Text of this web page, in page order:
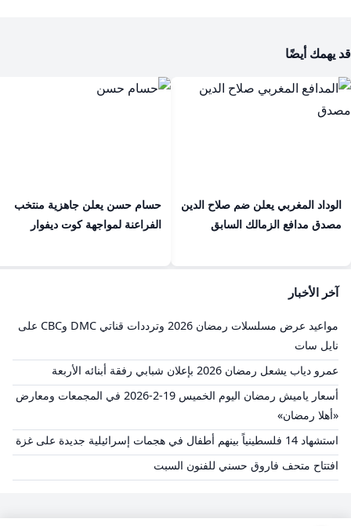
قد يهمك أيضًا
الوداد المغربي يعلن ضم صلاح الدين
مصدق مدافع الزمالك السابق
حسام حسن يعلن جاهزية منتخب
الفراعنة لمواجهة كوت ديفوار
آخر الأخبار
مواعيد عرض مسلسلات رمضان 2026 وترددات قناتي DMC وCBC على
نايل سات
عمرو دياب يشعل رمضان 2026 بإعلان شبابي رفقة أبنائه الأربعة
أسعار ياميش رمضان اليوم الخميس 19-2-2026 في المجمعات ومعارض
«أهلا رمضان»
استشهاد 14 فلسطينياً بينهم أطفال في هجمات إسرائيلية جديدة على غزة
افتتاح متحف فاروق حسني للفنون السبت